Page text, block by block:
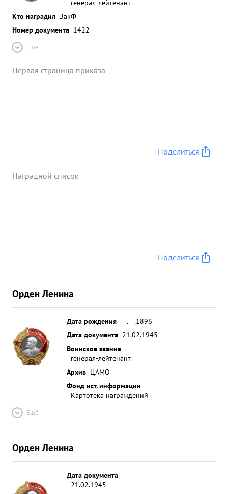
генерал-лейтенант
Кто наградил ЗакФ
Номер документа 1422
Ещё
Первая страница приказа
Поделиться
Наградной список
Поделиться
Орден Ленина
Дата рождения
__.__.1896
Дата документа 21.02.1945
Воинское звание
генерал-лейтенант
Архив ЦАМО
Фонд ист. информации
Картотека награждений
Ещё
Орден Ленина
Дата документа
21.02.1945